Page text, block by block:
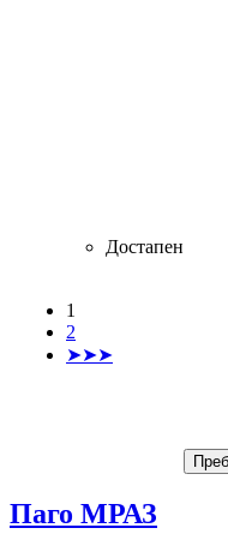
Достапен
Страници
1
2
➤➤➤
Паго МРАЗ